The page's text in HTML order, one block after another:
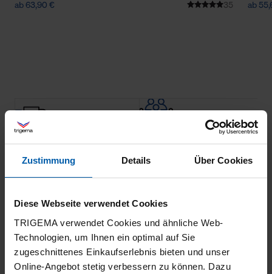
Zustimmung Details Über Cookies
Diese Webseite verwendet Cookies
TRIGEMA verwendet Cookies und ähnliche Web-
Technologien, um Ihnen ein optimal auf Sie
zugeschnittenes Einkaufserlebnis bieten und unser
Online-Angebot stetig verbessern zu können. Dazu
ab 63,90 € 35 ab
Klimaneutraler
Versand
Familienunternehmen